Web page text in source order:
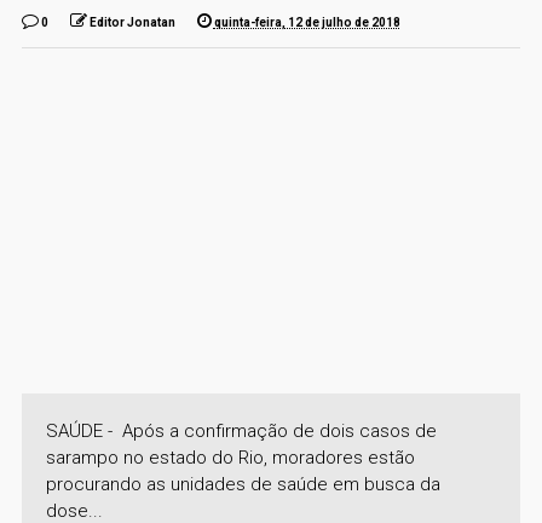
0 Editor Jonatan quinta-feira, 12 de julho de 2018
SAÚDE - Após a confirmação de dois casos de
sarampo no estado do Rio, moradores estão
procurando as unidades de saúde em busca da
dose...